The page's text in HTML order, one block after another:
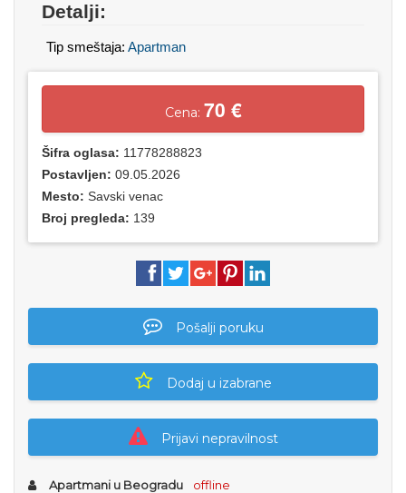
Detalji:
Tip smeštaja: Apartman
Cena: 70 €
Šifra oglasa: 11778288823
Postavljen: 09.05.2026
Mesto: Savski venac
Broj pregleda: 139
Pošalji poruku
Dodaj u izabrane
Prijavi nepravilnost
Apartmani u Beogradu
offline